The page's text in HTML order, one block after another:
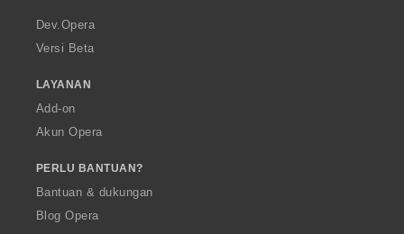
a
Dev.Opera
Versi Beta
LAYANAN
Add-on
Akun Opera
PERLU BANTUAN?
Bantuan & dukungan
Blog Opera